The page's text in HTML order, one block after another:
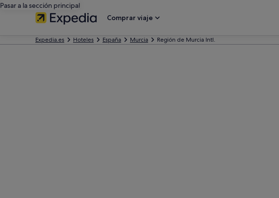
Pasar a la sección principal
Comprar viaje
Expedia.es Hoteles España Murcia Región de Murcia Intl.